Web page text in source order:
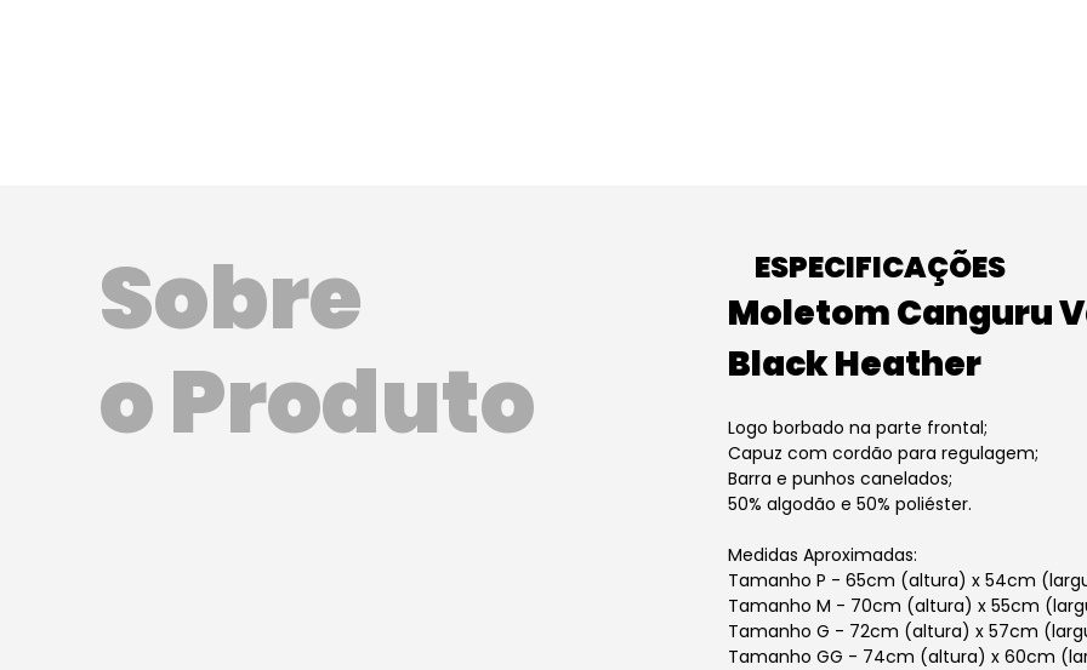
Sobre
o Produto
ESPECIFICAÇÕES
Moletom Canguru
Black Heather
Logo borbado na parte frontal;
Capuz com cordão para regulagem;
Barra e punhos canelados;
50% algodão e 50% poliéster.
Medidas Aproximadas:
Tamanho P - 65cm (altura) x 54cm
Tamanho M - 70cm (altura) x 55cm
Tamanho G - 72cm (altura) x 57cm
Tamanho GG - 74cm (altura) x 60cm